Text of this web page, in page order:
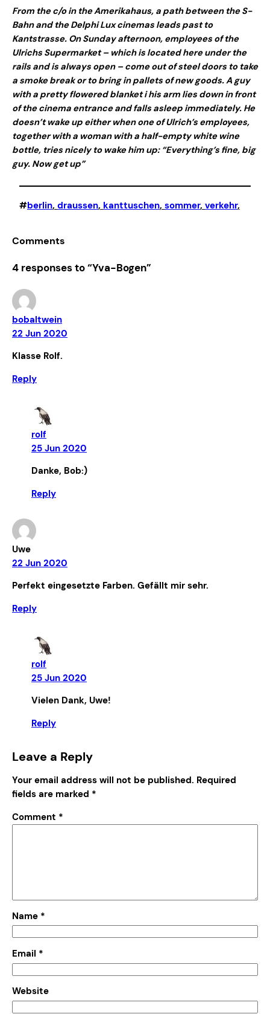
From the c/o in the Amerikahaus, a path between the S-
Bahn and the Delphi Lux cinemas leads past to
Kantstrasse. On Sunday afternoon, employees of the
Ulrichs Supermarket – which is located here under the
rails and is always open – come out of steel doors to take
a smoke break or to bring in pallets of new goods. A guy
with a pretty flowered blanket i his arm lies down in front
of the cinema entrance and falls asleep immediately. He
doesn’t wake up either when one of Ulrich’s employees,
together with a woman with a half-empty white wine
bottle, tries nicely to wake him up: “Everything’s fine, big
guy. Now get up”
#berlin, draussen, kanttuschen, sommer, verkehr,
Comments
4 responses to “Yva-Bogen”
bobaltwein
22 Jun 2020
Klasse Rolf.
Reply
rolf
25 Jun 2020
Danke, Bob:)
Reply
Uwe
22 Jun 2020
Perfekt eingesetzte Farben. Gefällt mir sehr.
Reply
rolf
25 Jun 2020
Vielen Dank, Uwe!
Reply
Leave a Reply
Your email address will not be published. Required
fields are marked *
Comment *
Name *
Email *
Website